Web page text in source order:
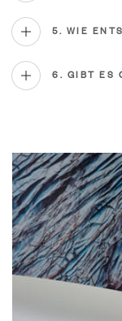
5. WIE
6. GIBT ES